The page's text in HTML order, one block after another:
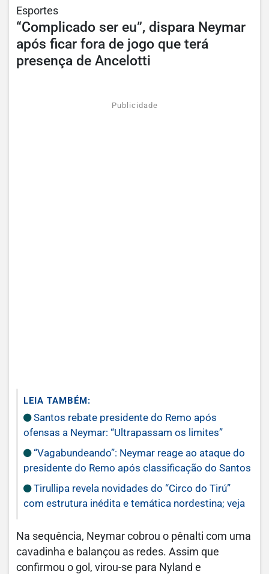
Esportes
“Complicado ser eu”, dispara Neymar
após ficar fora de jogo que terá
presença de Ancelotti
Publicidade
LEIA TAMBÉM:
Santos rebate presidente do Remo após
ofensas a Neymar: “Ultrapassam os limites”
“Vagabundeando”: Neymar reage ao ataque do
presidente do Remo após classificação do Santos
Tirullipa revela novidades do “Circo do Tirú”
com estrutura inédita e temática nordestina; veja
Na sequência, Neymar cobrou o pênalti com uma
cavadinha e balançou as redes. Assim que
confirmou o gol, virou-se para Nyland e